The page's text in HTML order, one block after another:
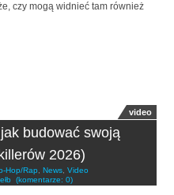
czy mogą widnieć tam również
video
budować swoją
2026)
Hop/Rap News Video
(komentarze: 0)